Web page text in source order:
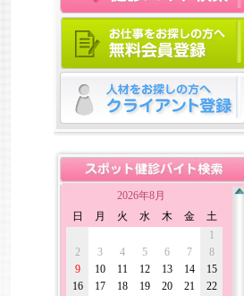
2026年8月
日
月 火 水 木 金
土
1
2
3 4 5 6 7
8
9
10 11 12 13 14
15
16
17 18 19 20 21
22